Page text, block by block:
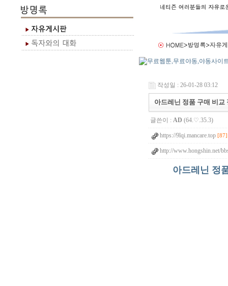
작성일 : 26-01-28 03:12
아드레닌 정품 구매 비교
글쓴이 : AD (64.♡.35.3)
https://9lqi.mancare.top [87]
http://www.hongshin.net/
아드레닌 정